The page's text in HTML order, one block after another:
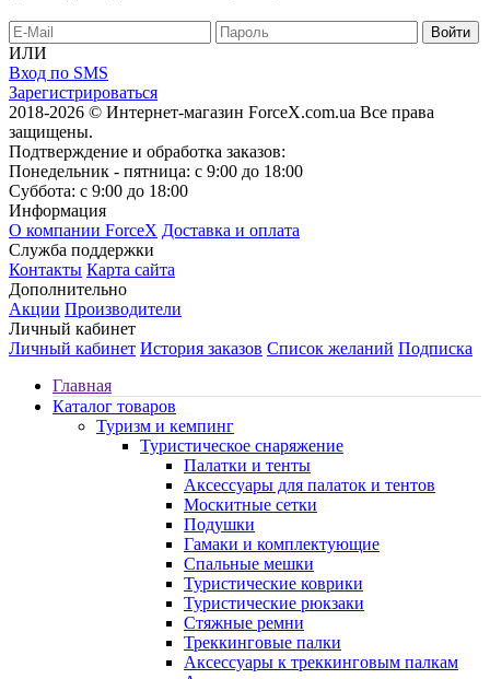
ИЛИ
Вход по SMS
Зарегистрироваться
2018-2026 © Интернет-магазин ForceX.com.ua Все права
защищены.
Подтверждение и обработка заказов:
Понедельник - пятница: с 9:00 до 18:00
Суббота: с 9:00 до 18:00
Информация
О компании ForceX Доставка и оплата
Служба поддержки
Контакты Карта сайта
Дополнительно
Акции Производители
Личный кабинет
Личный кабинет История заказов Список желаний Подписка
Главная
Каталог товаров
Туризм и кемпинг
Туристическое снаряжение
Палатки и тенты
Аксессуары для палаток и тентов
Москитные сетки
Подушки
Гамаки и комплектующие
Спальные мешки
Туристические коврики
Туристические рюкзаки
Стяжные ремни
Треккинговые палки
Аксессуары к треккинговым палкам